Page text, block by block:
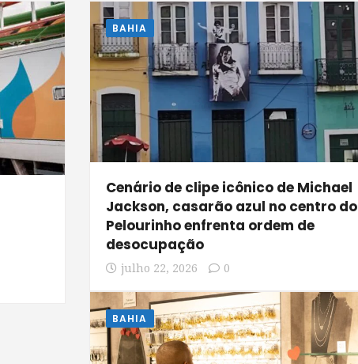
BAHIA
Cenário de clipe icônico de Michael
Jackson, casarão azul no centro do
Pelourinho enfrenta ordem de
desocupação
julho 22, 2026 0
BAHIA